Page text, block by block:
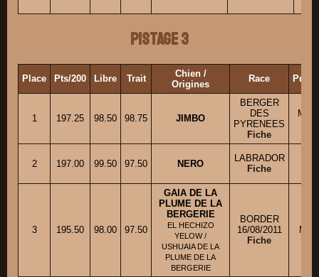
Pistage 3
Place Pts/200 Libre Trait
Chien /
Origines
Race
1 197.25 98.50 98.75 JIMBO
BERGER
DES
PYRENEES
Fiche
M.
2 197.00 99.50 97.50 NERO
LABRADOR
Fiche
3 195.50 98.00 97.50
GAIA DE LA
PLUME DE LA
BERGERIE
EL HECHIZO
YELOW /
USHUAIA DE LA
PLUME DE LA
BERGERIE
BORDER
16/08/2011
Fiche
M.